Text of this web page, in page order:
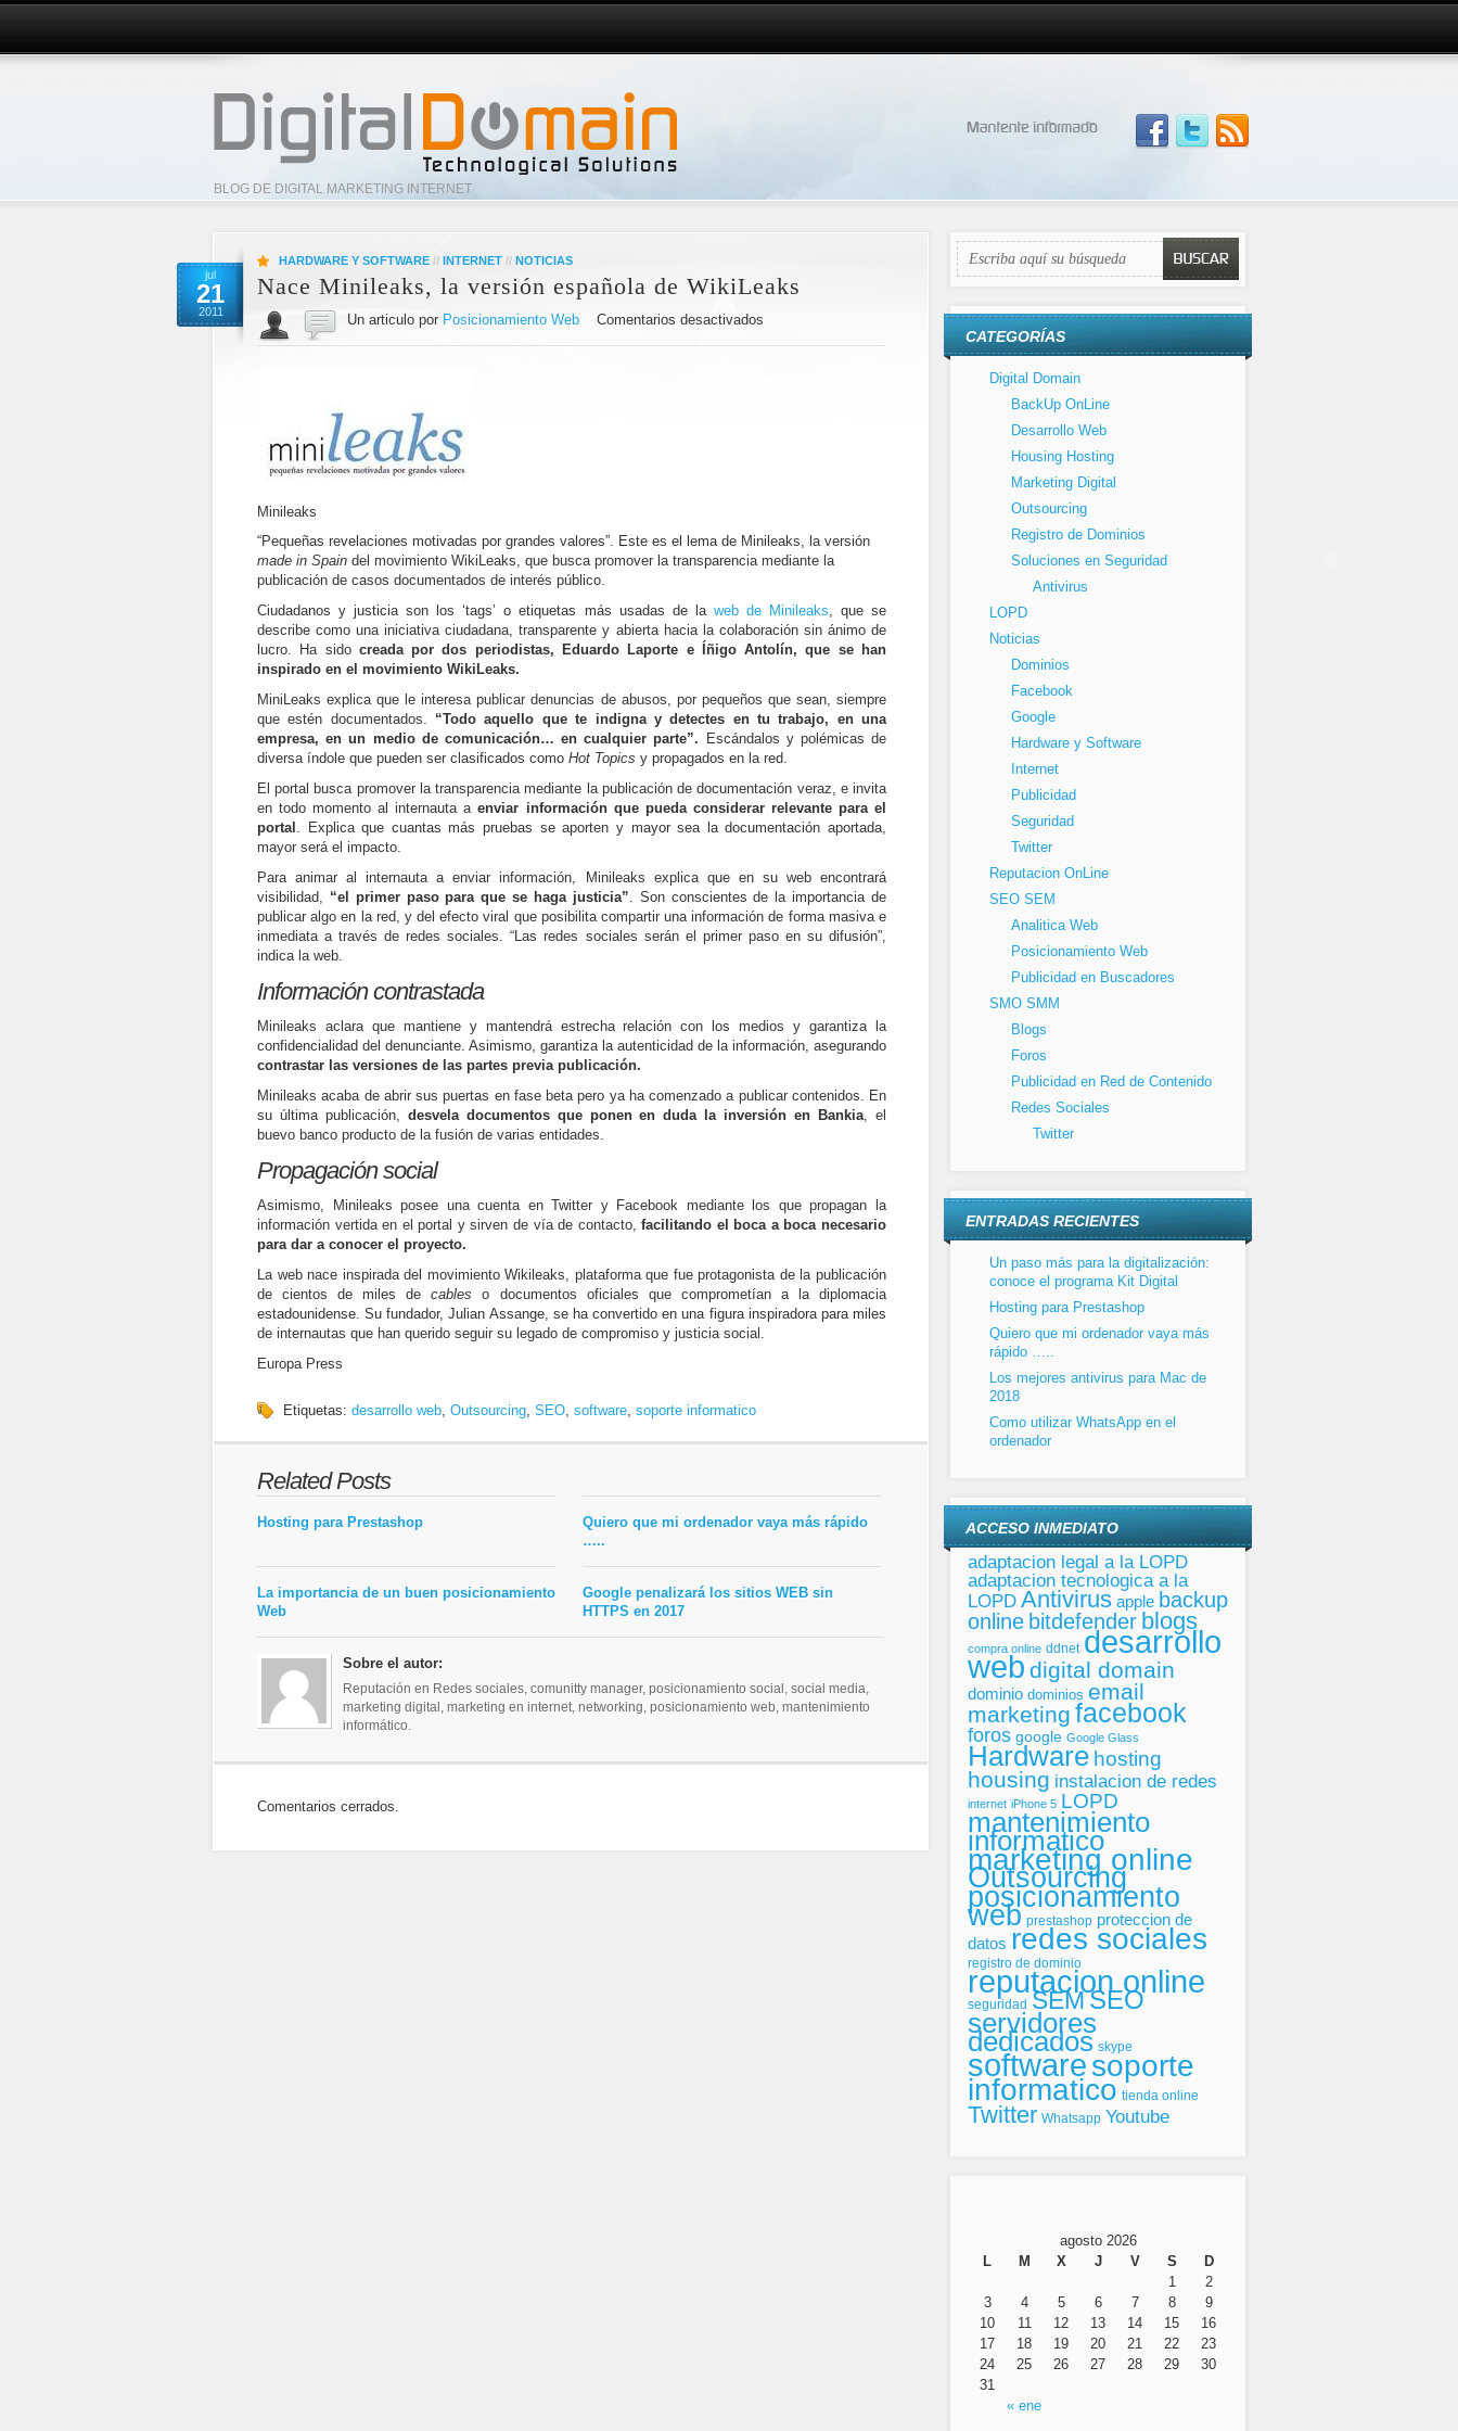
BLOG DE DIGITAL MARKETING INTERNET
jul
21
2011
HARDWARE Y SOFTWARE // INTERNET // NOTICIAS
Nace Minileaks, la versión española de WikiLeaks
Un articulo por Posicionamiento Web Comentarios desactivados
Minileaks
“Pequeñas revelaciones motivadas por grandes valores”. Este es el lema de Minileaks, la versión
made in Spain del movimiento WikiLeaks, que busca promover la transparencia mediante la
publicación de casos documentados de interés público.
Ciudadanos y justicia son los ‘tags’ o etiquetas más usadas de la web de Minileaks, que se
describe como una iniciativa ciudadana, transparente y abierta hacia la colaboración sin ánimo de
lucro. Ha sido creada por dos periodistas, Eduardo Laporte e Íñigo Antolín, que se han
inspirado en el movimiento WikiLeaks.
MiniLeaks explica que le interesa publicar denuncias de abusos, por pequeños que sean, siempre
que estén documentados. “Todo aquello que te indigna y detectes en tu trabajo, en una
empresa, en un medio de comunicación… en cualquier parte”. Escándalos y polémicas de
diversa índole que pueden ser clasificados como Hot Topics y propagados en la red.
El portal busca promover la transparencia mediante la publicación de documentación veraz, e invita
en todo momento al internauta aenviar información que pueda considerar relevante para el
portal . Explica que cuantas más pruebas se aporten y mayor sea la documentación aportada,
mayor será el impacto.
Para animar al internauta a enviar información, Minileaks explica que en su web encontrará
visibilidad, “el primer paso para que se haga justicia”. Son conscientes de la importancia de
publicar algo en la red, y del efecto viral que posibilita compartir una información de forma masiva e
inmediata a través de redes sociales. “Las redes sociales serán el primer paso en su difusión”,
indica la web.
Información contrastada
Minileaks aclara que mantiene y mantendrá estrecha relación con los medios y garantiza la
confidencialidad del denunciante. Asimismo, garantiza la autenticidad de la información, asegurando
contrastar las versiones de las partes previa publicación.
Minileaks acaba de abrir sus puertas en fase beta pero ya ha comenzado a publicar contenidos. En
su última publicación, desvela documentos que ponen en duda la inversión en Bankia, el
buevo banco producto de la fusión de varias entidades.
Propagación social
Asimismo, Minileaks posee una cuenta en Twitter y Facebook mediante los que propagan la
información vertida en el portal y sirven de vía de contacto,facilitando el boca a boca necesario
para dar a conocer el proyecto.
La web nace inspirada del movimiento Wikileaks, plataforma que fue protagonista de la publicación
de cientos de miles decables o documentos oficiales que comprometían a la diplomacia
estadounidense. Su fundador, Julian Assange, se ha convertido en una figura inspiradora para miles
de internautas que han querido seguir su legado de compromiso y justicia social.
Europa Press
Etiquetas: desarrollo web, Outsourcing, SEO, software, soporte informatico
Related Posts
Hosting para Prestashop
Quiero que mi ordenador vaya más rápido
…..
La importancia de un buen posicionamiento
Web
Google penalizará los sitios WEB sin
HTTPS en 2017
Sobre el autor:
Reputación en Redes sociales, comunitty manager, posicionamiento social, social media,
marketing digital, marketing en internet, networking, posicionamiento web, mantenimiento
informático.
Comentarios cerrados.
CATEGORÍAS
Digital Domain
BackUp OnLine
Desarrollo Web
Housing Hosting
Marketing Digital
Outsourcing
Registro de Dominios
Soluciones en Seguridad
Antivirus
LOPD
Noticias
Dominios
Facebook
Google
Hardware y Software
Internet
Publicidad
Seguridad
Twitter
Reputacion OnLine
SEO SEM
Analitica Web
Posicionamiento Web
Publicidad en Buscadores
SMO SMM
Blogs
Foros
Publicidad en Red de Contenido
Redes Sociales
Twitter
ENTRADAS RECIENTES
Un paso más para la digitalización:
conoce el programa Kit Digital
Hosting para Prestashop
Quiero que mi ordenador vaya más
rápido …..
Los mejores antivirus para Mac de
2018
Como utilizar WhatsApp en el
ordenador
ACCESO INMEDIATO
adaptacion legal a la LOPD
adaptacion tecnologica a la
LOPD Antivirus apple backup
online bitdefender blogs
compra online ddnet desarrollo
web digital domain
dominio dominios email
marketing facebook
foros google Google Glass
Hardware hosting
housing instalacion de redes
internet iPhone 5 LOPD
mantenimiento
informatico
marketing online
Outsourcing
posicionamiento
web prestashop proteccion de
datos redes sociales
registro de dominio
reputacion online
seguridad SEMSEO
servidores
dedicados skype
softwaresoporte
informatico tienda online
Twitter Whatsapp Youtube
agosto 2026
L
M X J V S D
« ene
1
2
3
4 5 6 7 8
9
10
11 12 13 14 15
16
17
18 19 20 21 22
23
24
25 26 27 28 29
30
31